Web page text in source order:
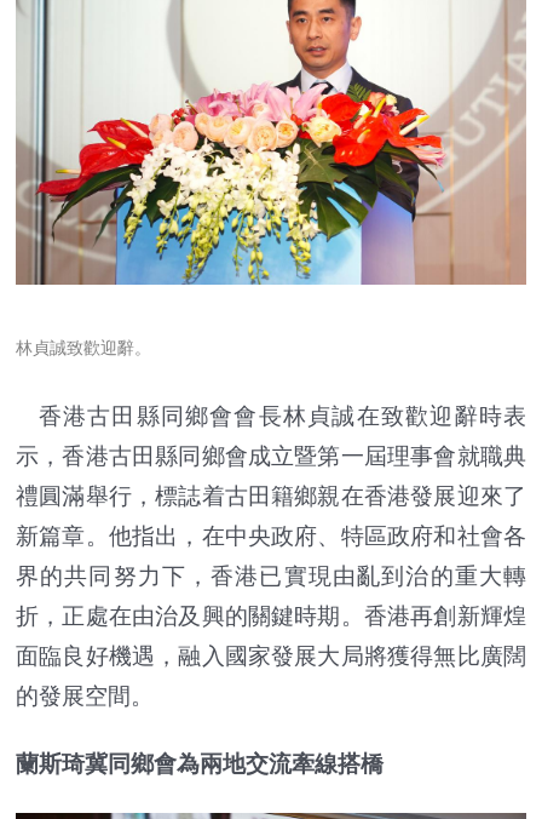
林貞誠致歡迎辭。
香港古田縣同鄉會會長林貞誠在致歡迎辭時表
示，香港古田縣同鄉會成立暨第一屆理事會就職典
禮圓滿舉行，標誌着古田籍鄉親在香港發展迎來了
新篇章。他指出，在中央政府、特區政府和社會各
界的共同努力下，香港已實現由亂到治的重大轉
折，正處在由治及興的關鍵時期。香港再創新輝煌
面臨良好機遇，融入國家發展大局將獲得無比廣闊
的發展空間。
蘭斯琦冀同鄉會為兩地交流牽線搭橋